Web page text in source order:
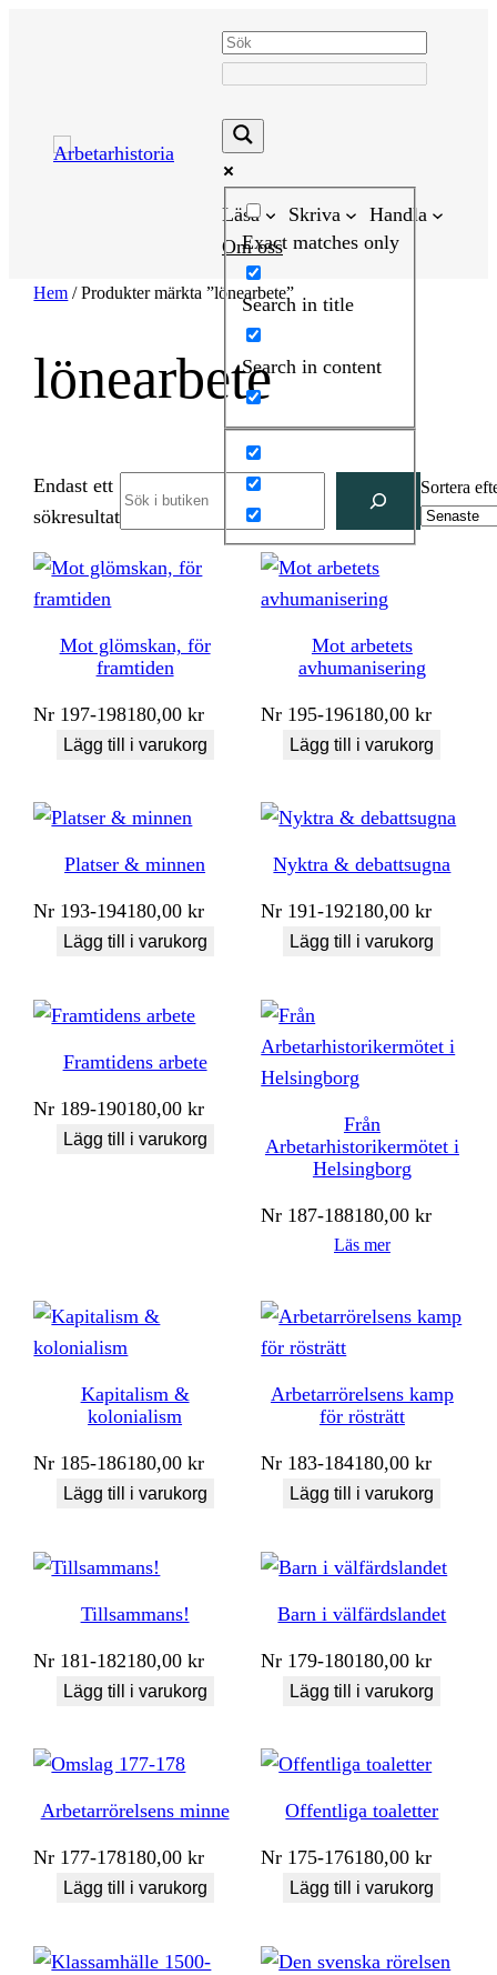
Exact matches only
Search in title
Search in content
Läsa Skriva
Handla
Om oss
Hem / Produkter märkta ”lönearbete”
lönearbete
Endast ett
sökresultat
Sortera
Mot glömskan, för
framtiden
Nr 197-198180,00kr
Lägg till i varukorg
Mot arbetets
avhumanisering
Nr 195-196180,00kr
Lägg till i varukorg
Platser & minnen
Nr 193-194180,00kr
Lägg till i varukorg
Nyktra & debattsugna
Nr 191-192180,00kr
Lägg till i varukorg
Framtidens arbete
Nr 189-190180,00kr
Lägg till i varukorg
Från
Arbetarhistorikermötet i
Helsingborg
Nr 187-188180,00kr
Läs mer
Kapitalism &
kolonialism
Nr 185-186180,00kr
Lägg till i varukorg
Arbetarrörelsens kamp
för rösträtt
Nr 183-184180,00kr
Lägg till i varukorg
Tillsammans!
Nr 181-182180,00kr
Lägg till i varukorg
Barn i välfärdslandet
Nr 179-180180,00kr
Lägg till i varukorg
Arbetarrörelsens minne
Nr 177-178180,00kr
Lägg till i varukorg
Offentliga toaletter
Nr 175-176180,00kr
Lägg till i varukorg